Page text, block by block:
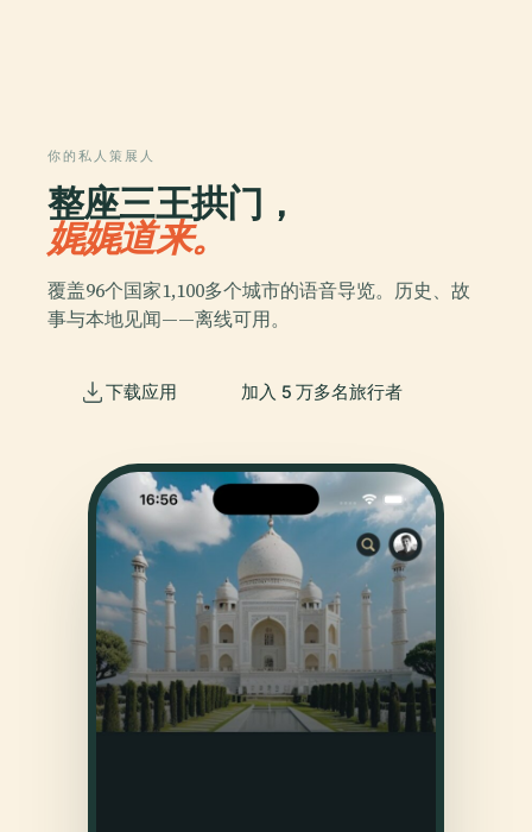
你的私人策展人
整座三王拱门，
娓娓道来。
覆盖96个国家1,100多个城市的语音导览。历史、故
事与本地见闻——离线可用。
下载应用 加入 5 万多名旅行者